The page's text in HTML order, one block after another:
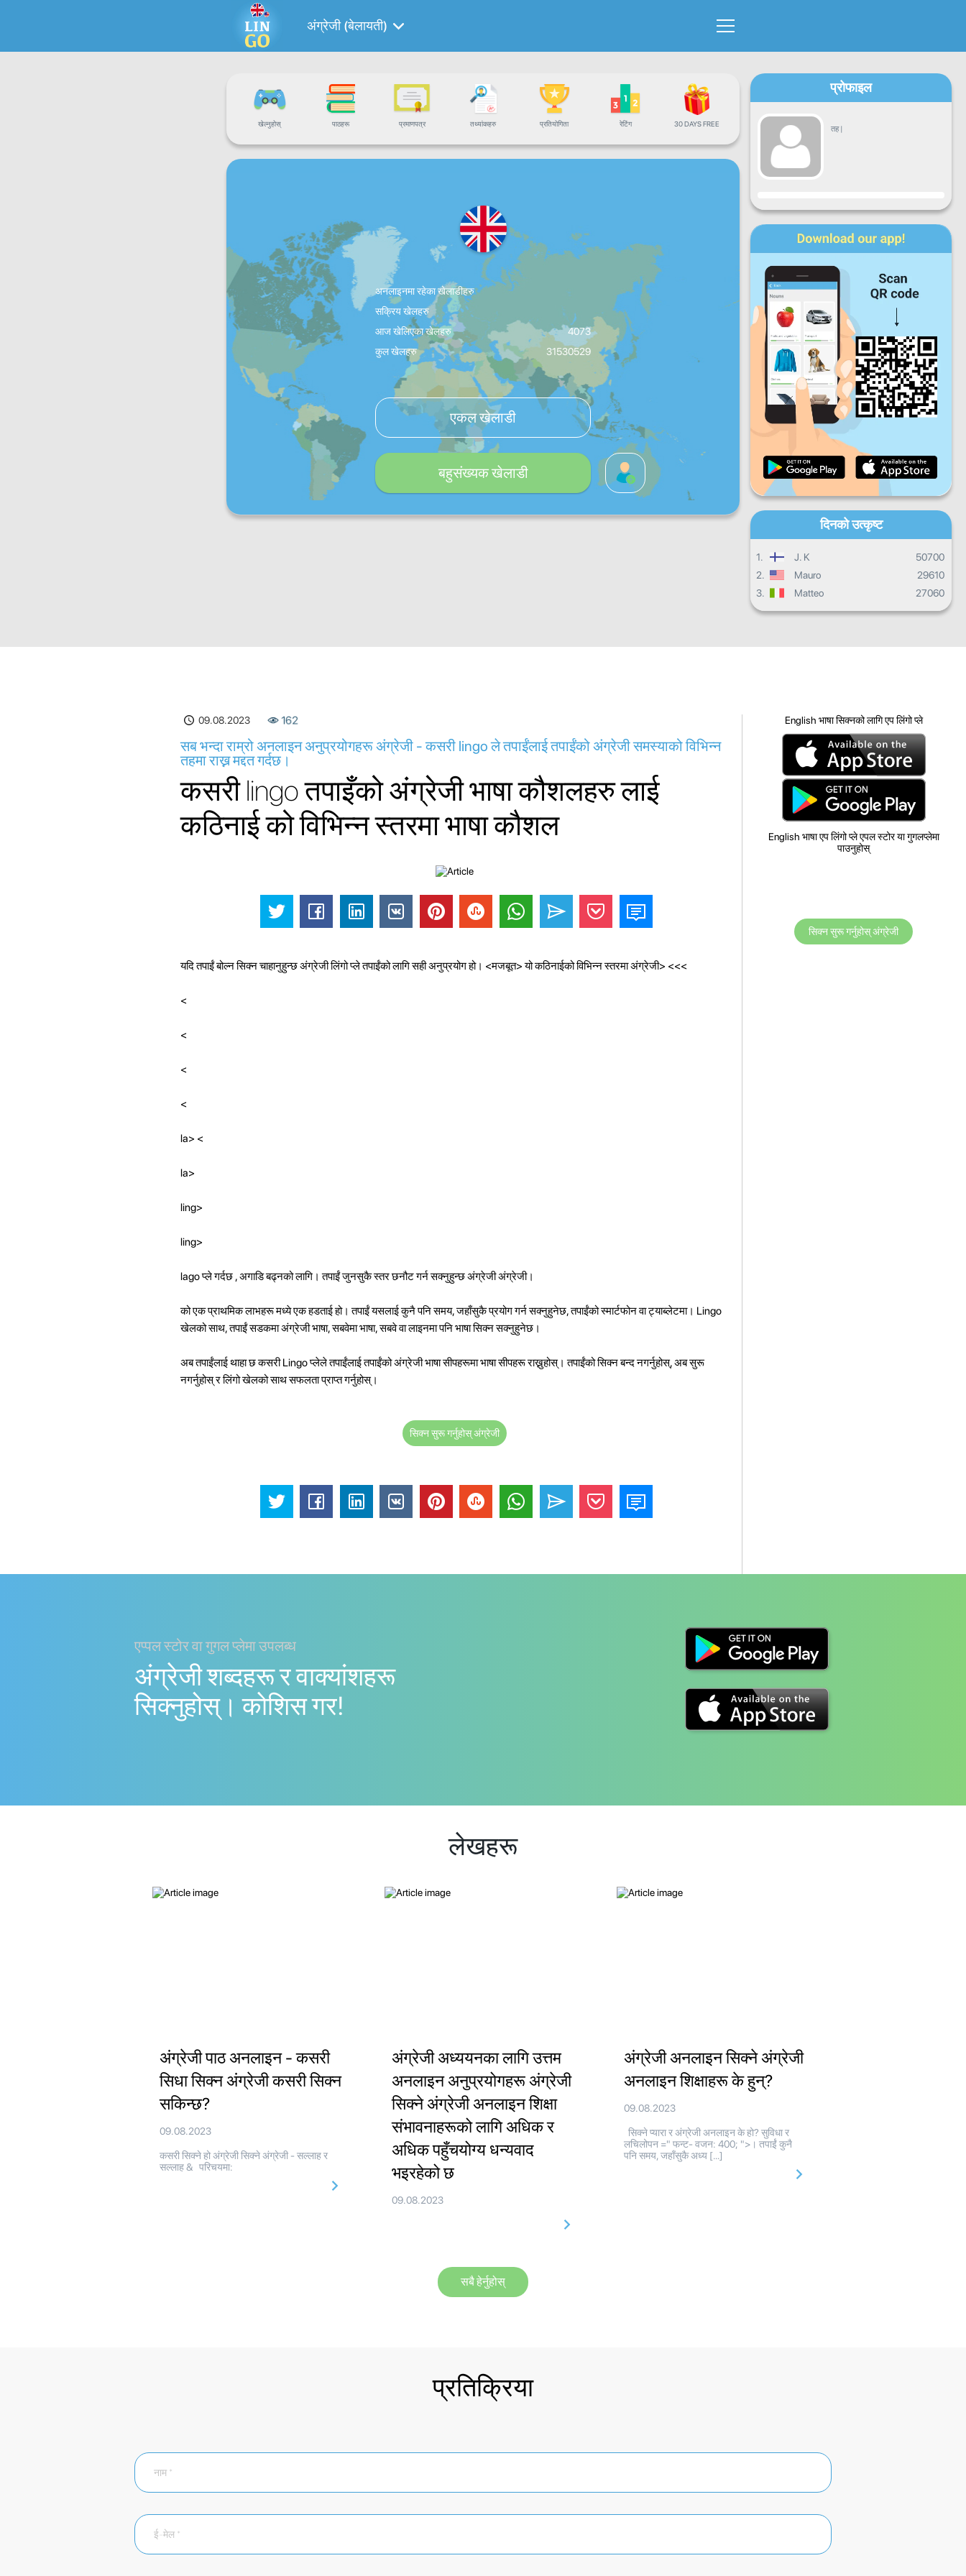
अंग्रेजी (बेलायती)
खेल्नुहोस् पाठहरू प्रमाणपत्र तथ्यांकहरु प्रतियोगिता रेटिंग 30 DAYS FREE
अनलाइनमा रहेका खेलाडीहरु
सक्रिय खेलहरु
आज खेलिएका खेलहरु
4073
कुल खेलहरु
31530529
एकल खेलाडी
बहुसंख्यक खेलाडी
प्रोफाइल
तह|
प्रगति
सोमबार बुधबार बिहिबार
शनिबार आइतबार
दैनिक प्रगति
मासिक प्रगति
समग्र प्रगति
दिनको उत्कृष्ट
1. J. K
50700
2.
Mauro
29610
3.
Matteo 27060
09.08.2023 162
सब भन्दा राम्रो अनलाइन अनुप्रयोगहरू अंग्रेजी - कसरी lingo ले तपाईंलाई तपाईंको अंग्रेजी समस्याको विभिन्न
तहमा राख्न मद्दत गर्दछ।
कसरी lingo तपाइँको अंग्रेजी भाषा कौशलहरु लाई
कठिनाई को विभिन्न स्तरमा भाषा कौशल
यदि तपाईं बोल्न सिक्न चाहानुहुन्छ अंग्रेजी लिंगो प्ले तपाईंको लागि सही अनुप्रयोग हो। <मजबूत> यो कठिनाईको विभिन्न स्तरमा अंग्रेजी> <<<
<
<
<
<
la> <
la>
ling>
ling>
lago प्ले गर्दछ , अगाडि बढ्नको लागि। तपाईं जुनसुकै स्तर छनौट गर्न सक्नुहुन्छ अंग्रेजी अंग्रेजी।
को एक प्राथमिक लाभहरू मध्ये एक हडताई हो। तपाईं यसलाई कुनै पनि समय, जहाँसुकै प्रयोग गर्न सक्नुहुनेछ, तपाईंको स्मार्टफोन वा ट्याब्लेटमा। Lingo
खेलको साथ, तपाईं सडकमा अंग्रेजी भाषा, सबवेमा भाषा, सबवे वा लाइनमा पनि भाषा सिक्न सक्नुहुनेछ।
अब तपाईंलाई थाहा छ कसरी Lingo प्लेले तपाईंलाई तपाईंको अंग्रेजी भाषा सीपहरूमा भाषा सीपहरू राख्नुहोस्। तपाईंको सिक्न बन्द नगर्नुहोस्, अब सुरू
नगर्नुहोस् र लिंगो खेलको साथ सफलता प्राप्त गर्नुहोस्।
सिक्न सुरू गर्नुहोस् अंग्रेजी
English भाषा सिक्नको लागि एप लिंगो प्ले
English भाषा एप लिंगो प्ले एपल स्टोर या गुगलप्लेमा
पाउनुहोस्
सिक्न सुरू गर्नुहोस् अंग्रेजी
एप्पल स्टोर वा गुगल प्लेमा उपलब्ध
अंग्रेजी शब्दहरू र वाक्यांशहरू
सिक्नुहोस्। काेशिस गर!
लेखहरू
अंग्रेजी पाठ अनलाइन - कसरी
सिधा सिक्न अंग्रेजी कसरी सिक्न
सकिन्छ?
09.08.2023
कसरी सिक्ने हो अंग्रेजी सिक्ने अंग्रेजी - सल्लाह र
सल्लाह & परिचयमा:
अंग्रेजी अध्ययनका लागि उत्तम
अनलाइन अनुप्रयोगहरू अंग्रेजी
सिक्ने अंग्रेजी अनलाइन शिक्षा
संभावनाहरूको लागि अधिक र
अधिक पहुँचयोग्य धन्यवाद
भइरहेको छ
09.08.2023
अंग्रेजी अनलाइन सिक्ने अंग्रेजी
अनलाइन शिक्षाहरू के हुन्?
09.08.2023
सिक्ने प्यारा र अंग्रेजी अनलाइन के हो? सुविधा र
लचिलोपन =" फन्ट- वजन: 400; ">। तपाईं कुनै
पनि समय, जहाँसुकै अध्य […]
सबै हेर्नुहोस्
प्रतिक्रिया